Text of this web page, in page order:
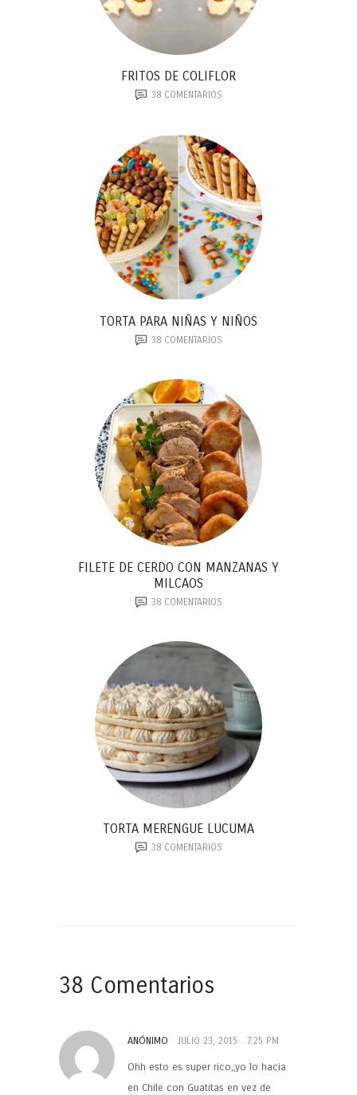
FRITOS DE COLIFLOR
38COMENTARIOS
TORTA PARA NIÑAS Y NIÑOS
38COMENTARIOS
FILETE DE CERDO CON MANZANAS Y
MILCAOS
38COMENTARIOS
TORTA MERENGUE LUCUMA
38COMENTARIOS
38 Comentarios
ANÓNIMO JULIO 23, 2015 7:25 PM
Ohh esto es super rico,,yo lo hacia
en Chile con Guatitas en vez de